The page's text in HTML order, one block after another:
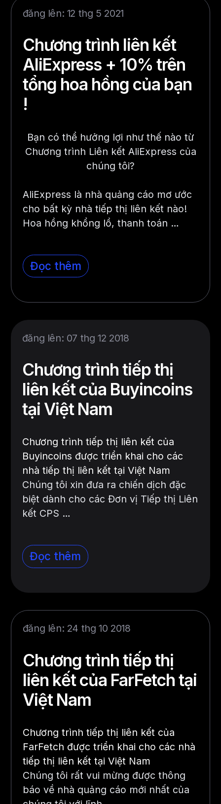
đăng lên: 12 thg 5 2021
Chương trình liên kết
AliExpress + 10% trên
tổng hoa hồng của bạn
!
Bạn có thể hưởng lợi như thế nào từ
Chương trình Liên kết AliExpress của
chúng tôi?
AliExpress là nhà quảng cáo mơ ước
cho bất kỳ nhà tiếp thị liên kết nào!
Hoa hồng khổng lồ, thanh toán …
Đọc thêm
đăng lên: 07 thg 12 2018
Chương trình tiếp thị
liên kết của Buyincoins
tại Việt Nam
Chương trình tiếp thị liên kết của
Buyincoins được triển khai cho các
nhà tiếp thị liên kết tại Việt Nam
Chúng tôi xin đưa ra chiến dịch đặc
biệt dành cho các Đơn vị Tiếp thị Liên
kết CPS …
Đọc thêm
đăng lên: 24 thg 10 2018
Chương trình tiếp thị
liên kết của FarFetch tại
Việt Nam
Chương trình tiếp thị liên kết của
FarFetch được triển khai cho các nhà
tiếp thị liên kết tại Việt Nam
Chúng tôi rất vui mừng được thông
báo về nhà quảng cáo mới nhất của